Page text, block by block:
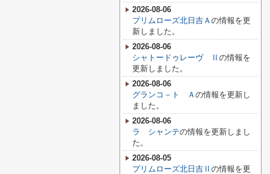
2026-08-06
プリムローズ北日吉Ａ の情報を更
新しました。
2026-08-06
シャトードゥレーヴ Ⅱ の情報を
更新しました。
2026-08-06
グランコ－ト Ａ の情報を更新し
ました。
2026-08-06
ラ シャンテの情報を更新しまし
た。
2026-08-05
プリムローズ北日吉Ⅱ の情報を更